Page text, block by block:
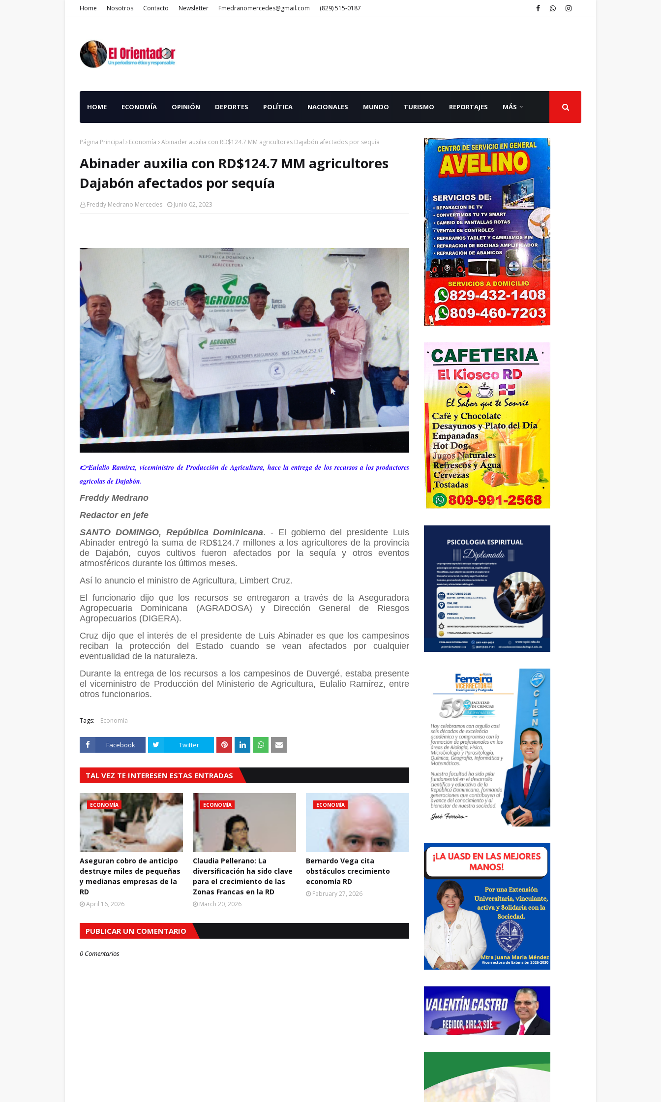
Home Nosotros Contacto Newsletter Fmedranomercedes@gmail.com (829) 515-0187
HOME ECONOMÍA OPINIÓN DEPORTES POLÍTICA NACIONALES MUNDO TURISMO REPORTAJES MÁS
Página Principal Economía Abinader auxilia con RD$124.7 MM agricultores Dajabón afectados por sequía
Abinader auxilia con RD$124.7 MM agricultores
Dajabón afectados por sequía
Freddy Medrano Mercedes Junio 02, 2023
👉Eulalio Ramírez, viceministro de Producción de Agricultura, hace la entrega de los recursos a los productores
agrícolas de Dajabón.
Freddy Medrano
Redactor en jefe
SANTO DOMINGO, República Dominicana. - El gobierno del presidente Luis
Abinader entregó la suma de RD$124.7 millones a los agricultores de la provincia
de Dajabón, cuyos cultivos fueron afectados por la sequía y otros eventos
atmosféricos durante los últimos meses.
Así lo anuncio el ministro de Agricultura, Limbert Cruz.
El funcionario dijo que los recursos se entregaron a través de la Aseguradora
Agropecuaria Dominicana (AGRADOSA) y Dirección General de Riesgos
Agropecuarios (DIGERA).
Cruz dijo que el interés de el presidente de Luis Abinader es que los campesinos
reciban la protección del Estado cuando se vean afectados por cualquier
eventualidad de la naturaleza.
Durante la entrega de los recursos a los campesinos de Duvergé, estaba presente
el viceministro de Producción del Ministerio de Agricultura, Eulalio Ramírez, entre
otros funcionarios.
Tags: Economía
Facebook Twitter
TAL VEZ TE INTERESEN ESTAS ENTRADAS
ECONOMÍA
Aseguran cobro de anticipo
destruye miles de pequeñas
y medianas empresas de la
RD
April 16, 2026
ECONOMÍA
Claudia Pellerano: La
diversificación ha sido clave
para el crecimiento de las
Zonas Francas en la RD
March 20, 2026
ECONOMÍA
Bernardo Vega cita
obstáculos crecimiento
economía RD
February 27, 2026
PUBLICAR UN COMENTARIO
0 Comentarios